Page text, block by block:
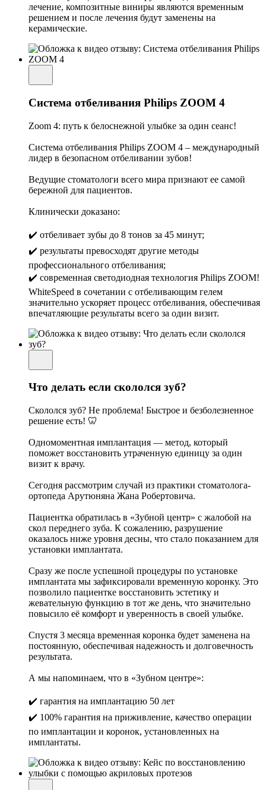
лечение, композитные виниры являются временным
решением и после лечения будут заменены на
керамические.
Система отбеливания Philips ZOOM 4
Zoom 4: путь к белоснежной улыбке за один сеанс!
Система отбеливания Philips ZOOM 4 – международный
лидер в безопасном отбеливании зубов!
Ведущие стоматологи всего мира признают ее самой
бережной для пациентов.
Клинически доказано:
✔️ отбеливает зубы до 8 тонов за 45 минут;
✔️ результаты превосходят другие методы
профессионального отбеливания;
✔️ современная светодиодная технология Philips ZOOM!
WhiteSpeed в сочетании с отбеливающим гелем
значительно ускоряет процесс отбеливания, обеспечивая
впечатляющие результаты всего за один визит.
Что делать если скололся зуб?
Скололся зуб? Не проблема! Быстрое и безболезненное
решение есть! 🦷
Одномоментная имплантация — метод, который
поможет восстановить утраченную единицу за один
визит к врачу.
Сегодня рассмотрим случай из практики стоматолога-
ортопеда Арутюняна Жана Робертовича.
Пациентка обратилась в «Зубной центр» с жалобой на
скол переднего зуба. К сожалению, разрушение
оказалось ниже уровня десны, что стало показанием для
установки имплантата.
Сразу же после успешной процедуры по установке
имплантата мы зафиксировали временную коронку. Это
позволило пациентке восстановить эстетику и
жевательную функцию в тот же день, что значительно
повысило её комфорт и уверенность в своей улыбке.
Спустя 3 месяца временная коронка будет заменена на
постоянную, обеспечивая надежность и долговечность
результата.
А мы напоминаем, что в «Зубном центре»:
✔️ гарантия на имплантацию 50 лет
✔️ 100% гарантия на приживление, качество операции
по имплантации и коронок, установленных на
имплантаты.